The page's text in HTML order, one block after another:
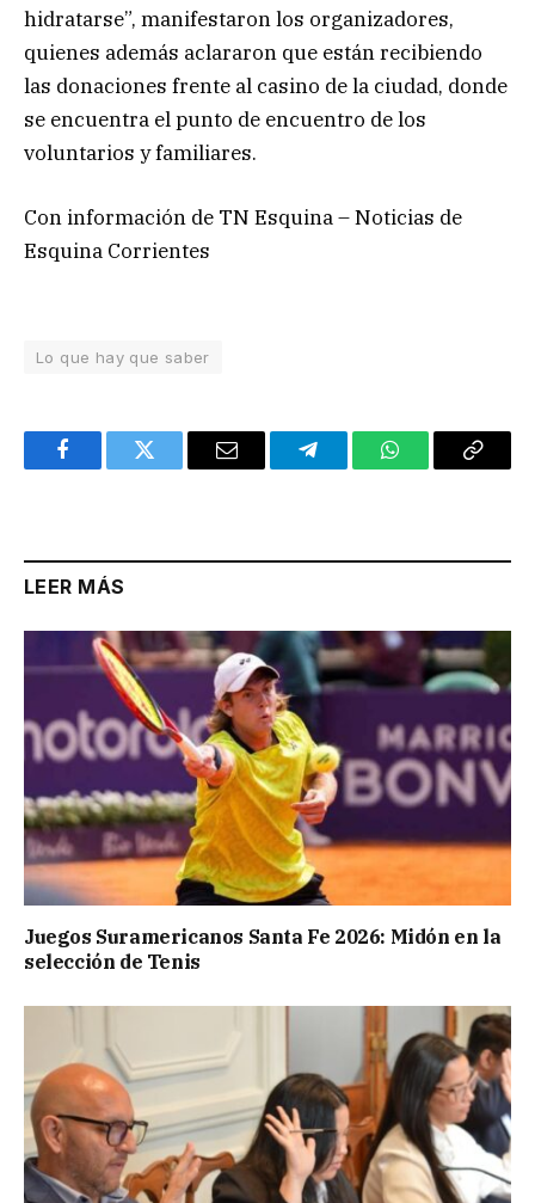
hidratarse”, manifestaron los organizadores,
quienes además aclararon que están recibiendo
las donaciones frente al casino de la ciudad, donde
se encuentra el punto de encuentro de los
voluntarios y familiares.
Con información de TN Esquina – Noticias de
Esquina Corrientes
Lo que hay que saber
FacebookTwitter Email TelegramWhatsAppCopy
LEER MÁS
Juegos Suramericanos Santa Fe 2026: Midón en la
selección de Tenis